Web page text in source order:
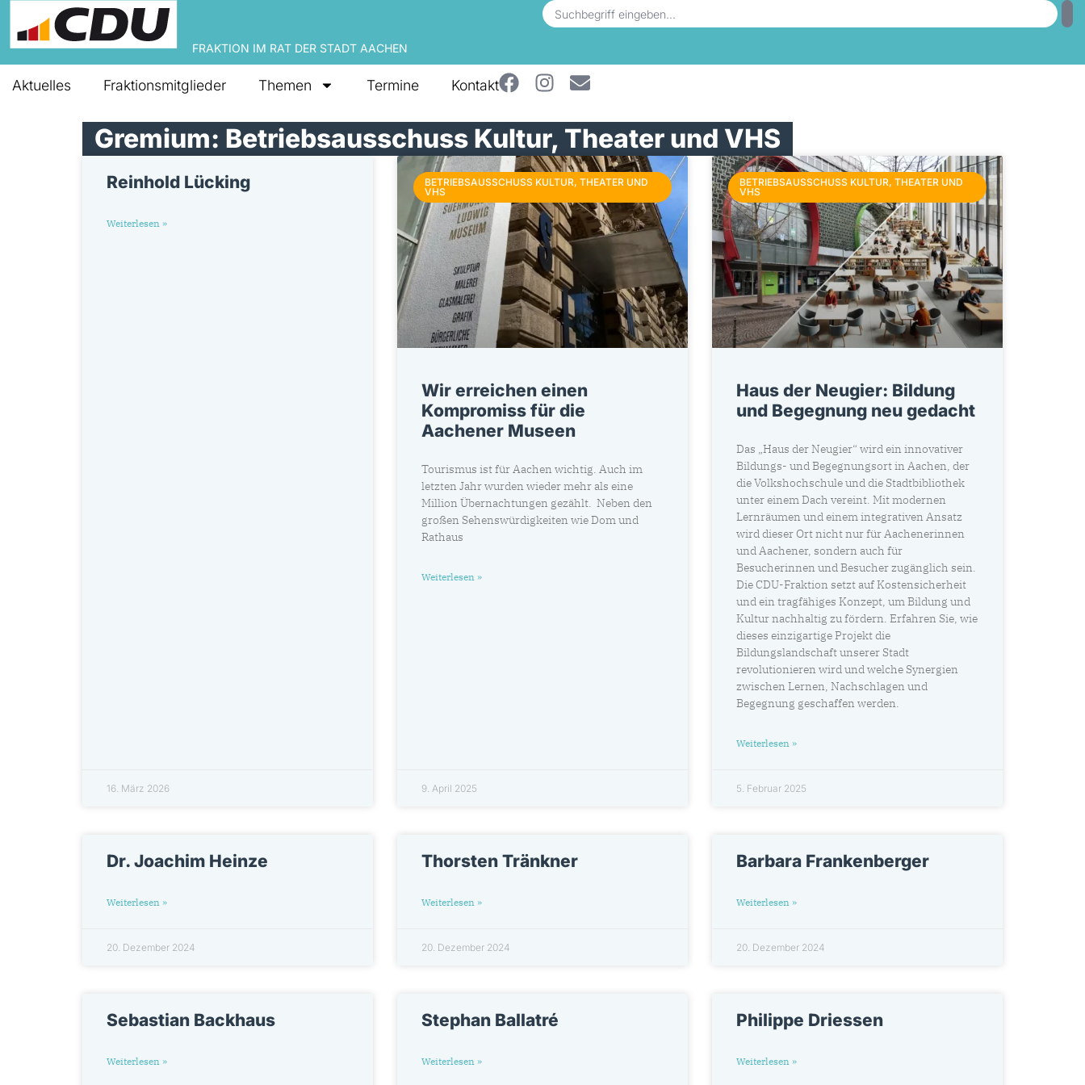
FRAKTION IM RAT DER STADT AACHEN
Aktuelles Fraktionsmitglieder Themen Termine Kontakt
Gremium: Betriebsausschuss Kultur, Theater und VHS
Reinhold Lücking
Weiterlesen »
16. März 2026
BETRIEBSAUSSCHUSS KULTUR, THEATER UND
VHS
Wir erreichen einen
Kompromiss für die
Aachener Museen
Tourismus ist für Aachen wichtig. Auch im
letzten Jahr wurden wieder mehr als eine
Million Übernachtungen gezählt. Neben den
großen Sehenswürdigkeiten wie Dom und
Rathaus
Weiterlesen »
9. April 2025
BETRIEBSAUSSCHUSS KULTUR, THEATER UND
VHS
Haus der Neugier: Bildung
und Begegnung neu gedacht
Das „Haus der Neugier“ wird ein innovativer
Bildungs- und Begegnungsort in Aachen, der
die Volkshochschule und die Stadtbibliothek
unter einem Dach vereint. Mit modernen
Lernräumen und einem integrativen Ansatz
wird dieser Ort nicht nur für Aachenerinnen
und Aachener, sondern auch für
Besucherinnen und Besucher zugänglich sein.
Die CDU-Fraktion setzt auf Kostensicherheit
und ein tragfähiges Konzept, um Bildung und
Kultur nachhaltig zu fördern. Erfahren Sie, wie
dieses einzigartige Projekt die
Bildungslandschaft unserer Stadt
revolutionieren wird und welche Synergien
zwischen Lernen, Nachschlagen und
Begegnung geschaffen werden.
Weiterlesen »
5. Februar 2025
Dr. Joachim Heinze
Weiterlesen »
20. Dezember 2024
Thorsten Tränkner
Weiterlesen »
20. Dezember 2024
Barbara Frankenberger
Weiterlesen »
20. Dezember 2024
Sebastian Backhaus
Weiterlesen »
Stephan Ballatré
Weiterlesen »
Philippe Driessen
Weiterlesen »